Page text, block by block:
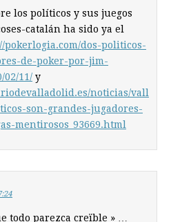
los políticos y sus juegos
catalán ha sido ya el
pokerlogia.com/dos-politicos-
de-poker-por-jim-
02/11/ y
noticias/vall
son-grandes-jugadores-
mentirosos_93669.html
todo parezca creïble » …